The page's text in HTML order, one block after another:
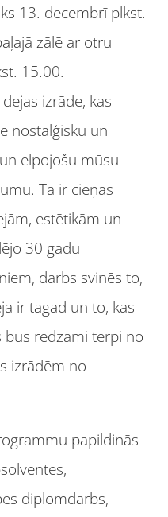
13. decembrī plkst.
zālē ar otru
15.00.
dejas izrāde, kas
nostalģisku un
elpojošu mūsu
Tā ir cieņas
estētikām un
30 gadu
darbs svinēs to,
ir tagad un to, kas
būs redzami tērpi no
izrādēm no
papildinās
diplomdarbs,